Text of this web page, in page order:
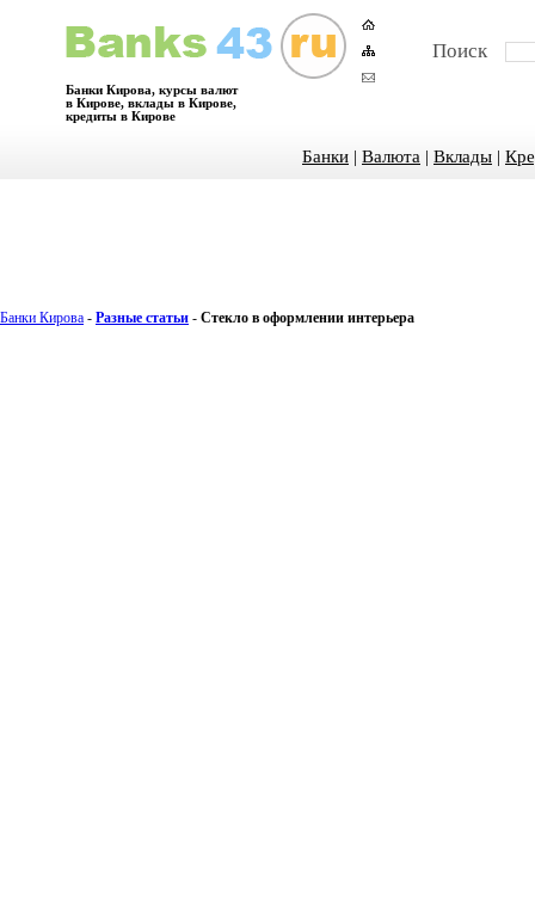
Банки Кирова, курсы валют
в Кирове, вклады в Кирове,
кредиты в Кирове
Поиск
Банки | Валюта | Вклады |
Банки Кирова - Разные статьи - Стекло в оформлении интерьера